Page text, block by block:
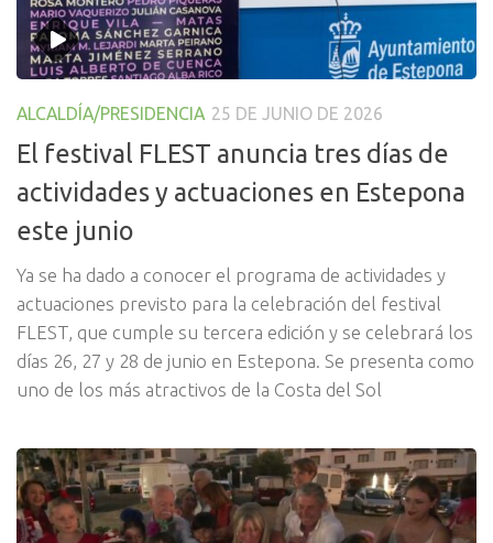
ALCALDÍA/PRESIDENCIA 25 DE JUNIO DE 2026
El festival FLEST anuncia tres días de
actividades y actuaciones en Estepona
este junio
Ya se ha dado a conocer el programa de actividades y
actuaciones previsto para la celebración del festival
FLEST, que cumple su tercera edición y se celebrará los
días 26, 27 y 28 de junio en Estepona. Se presenta como
uno de los más atractivos de la Costa del Sol